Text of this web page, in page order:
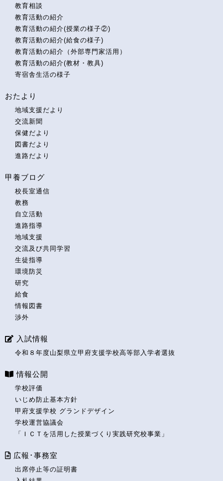
教育相談
教育活動の紹介
教育活動の紹介(授業の様子②)
教育活動の紹介(給食の様子)
教育活動の紹介（外部専門家活用）
教育活動の紹介(教材・教具)
寄宿舎生活の様子
おたより
地域支援だより
交流新聞
保健だより
図書だより
進路だより
甲養ブログ
校長室通信
教務
自立活動
進路指導
地域支援
交流及び共同学習
生徒指導
環境防災
研究
給食
情報図書
渉外
入試情報
令和８年度山梨県立甲府支援学校高等部入学者選抜
情報公開
学校評価
いじめ防止基本方針
甲府支援学校 グランドデザイン
学校運営協議会
「ＩＣＴを活用した授業づくり実践研究校事業」
広報･事務室
出席停止等の証明書